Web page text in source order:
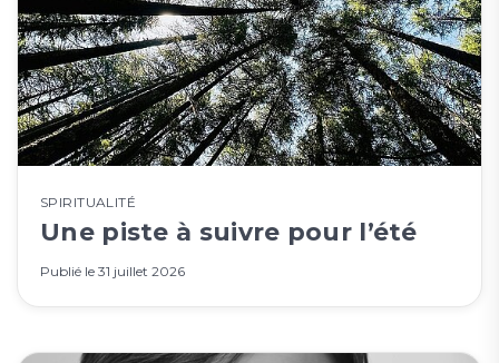
SPIRITUALITÉ
Une piste à suivre pour l’été
Publié le 31 juillet 2026